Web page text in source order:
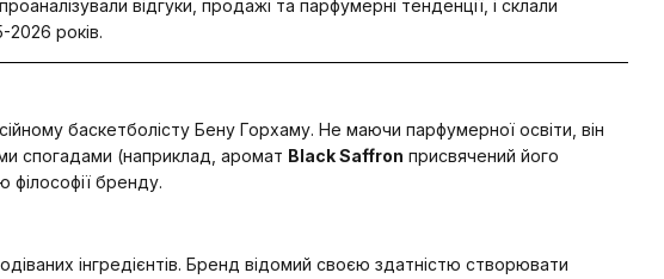
відгуки, продажі та парфумерні тенденції, і склали
2026 років.
баскетболісту Бену Горхаму. Не маючи парфумерної освіти, він
спогадами (наприклад, аромат Black Saffron присвячений його
філософії бренду.
інгредієнтів. Бренд відомий своєю здатністю створювати